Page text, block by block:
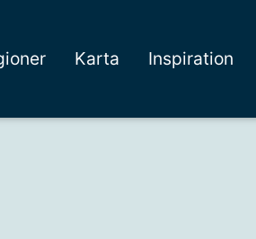
Karta Inspiration